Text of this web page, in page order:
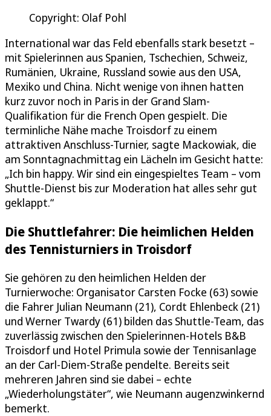
Copyright: Olaf Pohl
International war das Feld ebenfalls stark besetzt –
mit Spielerinnen aus Spanien, Tschechien, Schweiz,
Rumänien, Ukraine, Russland sowie aus den USA,
Mexiko und China. Nicht wenige von ihnen hatten
kurz zuvor noch in Paris in der Grand Slam-
Qualifikation für die French Open gespielt. Die
terminliche Nähe mache Troisdorf zu einem
attraktiven Anschluss-Turnier, sagte Mackowiak, die
am Sonntagnachmittag ein Lächeln im Gesicht hatte:
„Ich bin happy. Wir sind ein eingespieltes Team – vom
Shuttle-Dienst bis zur Moderation hat alles sehr gut
geklappt.“
Die Shuttlefahrer: Die heimlichen Helden
des Tennisturniers in Troisdorf
Sie gehören zu den heimlichen Helden der
Turnierwoche: Organisator Carsten Focke (63) sowie
die Fahrer Julian Neumann (21), Cordt Ehlenbeck (21)
und Werner Twardy (61) bilden das Shuttle-Team, das
zuverlässig zwischen den Spielerinnen-Hotels B&B
Troisdorf und Hotel Primula sowie der Tennisanlage
an der Carl-Diem-Straße pendelte. Bereits seit
mehreren Jahren sind sie dabei – echte
„Wiederholungstäter“, wie Neumann augenzwinkernd
bemerkt.